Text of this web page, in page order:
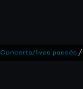
Concerts/lives passés /